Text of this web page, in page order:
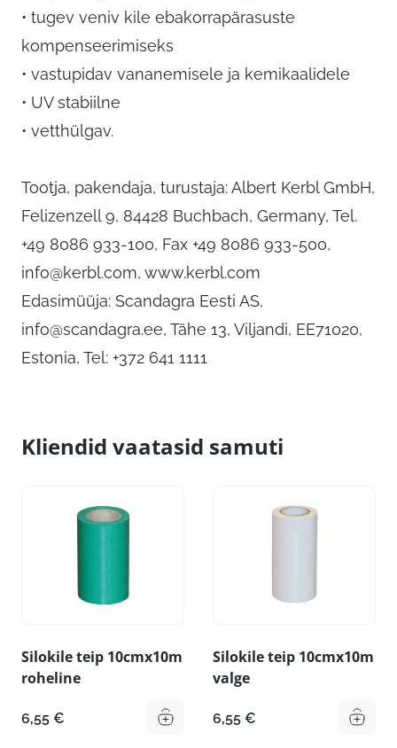
• tugev veniv kile ebakorrapärasuste
kompenseerimiseks
• vastupidav vananemisele ja kemikaalidele
• UV stabiilne
• vetthülgav.
Tootja, pakendaja, turustaja: Albert Kerbl GmbH,
Felizenzell 9, 84428 Buchbach, Germany, Tel.
+49 8086 933-100, Fax +49 8086 933-500,
info@kerbl.com, www.kerbl.com
Edasimüüja: Scandagra Eesti AS,
info@scandagra.ee, Tähe 13, Viljandi, EE71020,
Estonia, Tel: +372 641 1111
Kliendid vaatasid samuti
Silokile teip 10cmx10m
roheline
6,55 €
Silokile teip 10cmx10m
valge
6,55 €